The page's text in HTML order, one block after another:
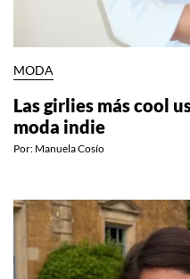
MODA
Las girlies más cool
moda indie
Por: Manuela Cosío